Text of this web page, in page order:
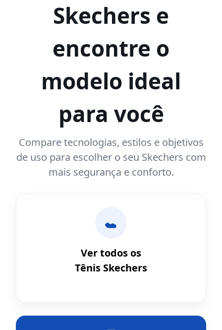
Skechers e
encontre o
modelo ideal
para você
Compare tecnologias, estilos e objetivos
de uso para escolher o seu Skechers com
mais segurança e conforto.
Ver todos os
Tênis Skechers